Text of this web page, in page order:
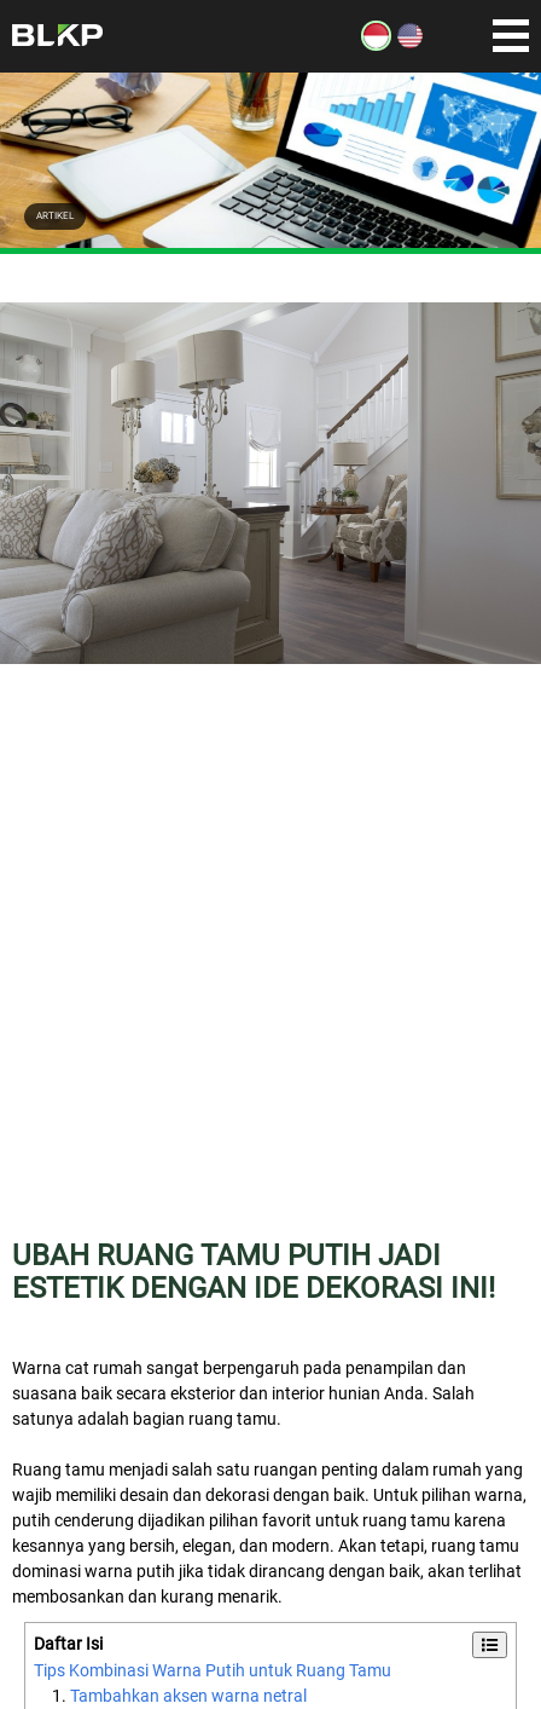
ARTIKEL
UBAH RUANG TAMU PUTIH JADI
ESTETIK DENGAN IDE DEKORASI INI!
Warna cat rumah sangat berpengaruh pada penampilan dan
suasana baik secara eksterior dan interior hunian Anda. Salah
satunya adalah bagian ruang tamu.
Ruang tamu menjadi salah satu ruangan penting dalam rumah yang
wajib memiliki desain dan dekorasi dengan baik. Untuk pilihan warna,
putih cenderung dijadikan pilihan favorit untuk ruang tamu karena
kesannya yang bersih, elegan, dan modern. Akan tetapi, ruang tamu
dominasi warna putih jika tidak dirancang dengan baik, akan terlihat
membosankan dan kurang menarik.
Daftar Isi
Tips Kombinasi Warna Putih untuk Ruang Tamu
Tambahkan aksen warna netral